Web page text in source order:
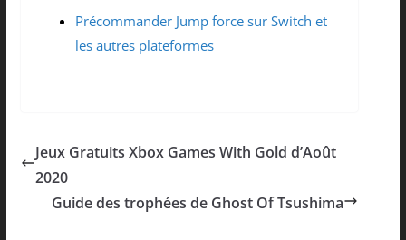
Précommander Jump force sur Switch et
les autres plateformes
Jeux Gratuits Xbox Games With Gold d’Août
2020
Guide des trophées de Ghost Of Tsushima